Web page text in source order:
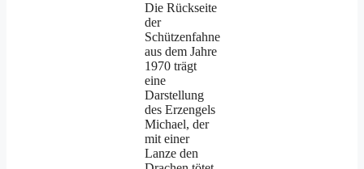
Die Rückseite
der
Schützenfahne
aus dem Jahre
1970 trägt
eine
Darstellung
des Erzengels
Michael, der
mit einer
Lanze den